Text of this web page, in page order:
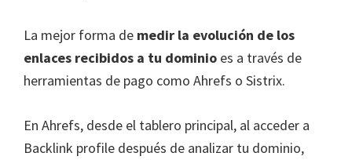
La mejor forma de medir la evolución de los
enlaces recibidos a tu dominio es a través de
herramientas de pago como Ahrefs o Sistrix.
En Ahrefs, desde el tablero principal, al acceder a
Backlink profile después de analizar tu dominio,